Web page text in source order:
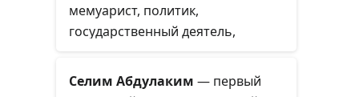
мемуарист, политик,
государственный деятель,
министр иностранных дел
Селим Абдулаким — первый